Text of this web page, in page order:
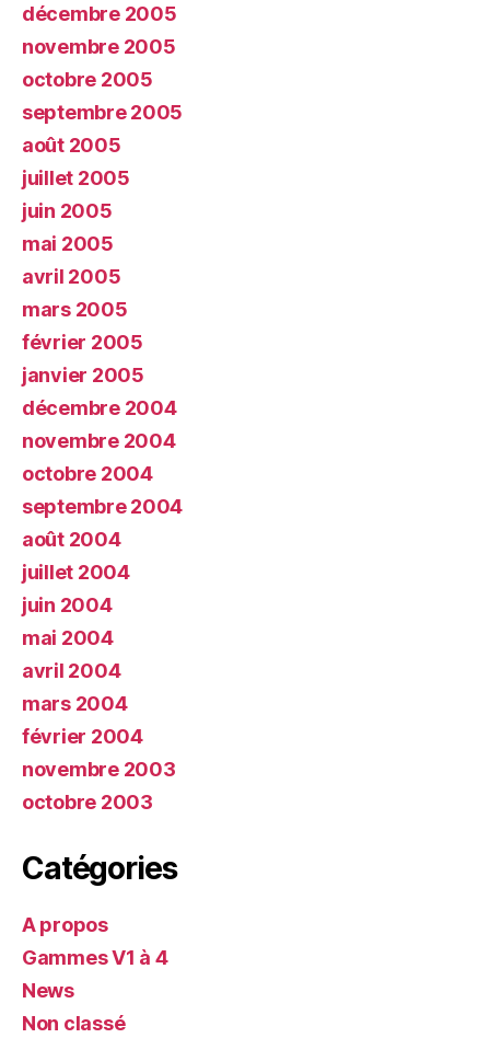
décembre 2005
novembre 2005
octobre 2005
septembre 2005
août 2005
juillet 2005
juin 2005
mai 2005
avril 2005
mars 2005
février 2005
janvier 2005
décembre 2004
novembre 2004
octobre 2004
septembre 2004
août 2004
juillet 2004
juin 2004
mai 2004
avril 2004
mars 2004
février 2004
novembre 2003
octobre 2003
Catégories
A propos
Gammes V1 à 4
News
Non classé